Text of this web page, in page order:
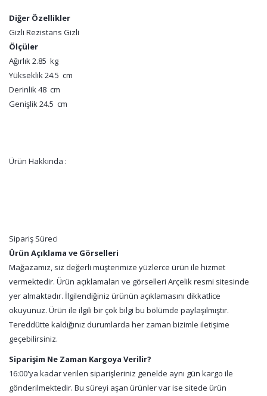
Diğer Özellikler
Gizli Rezistans Gizli
Ölçüler
Ağırlık 2.85 kg
Yükseklik 24.5 cm
Derinlik 48 cm
Genişlik 24.5 cm
Ürün Hakkında :
Sipariş Süreci
Ürün Açıklama ve Görselleri
Mağazamız, siz değerli müşterimize yüzlerce ürün ile hizmet
vermektedir. Ürün açıklamaları ve görselleri Arçelik resmi sitesinde
yer almaktadır. İlgilendiğiniz ürünün açıklamasını dikkatlice
okuyunuz. Ürün ile ilgili bir çok bilgi bu bölümde paylaşılmıştır.
Tereddütte kaldığınız durumlarda her zaman bizimle iletişime
geçebilirsiniz.
Siparişim Ne Zaman Kargoya Verilir?
16:00'ya kadar verilen siparişleriniz genelde aynı gün kargo ile
gönderilmektedir. Bu süreyi aşan ürünler var ise sitede ürün